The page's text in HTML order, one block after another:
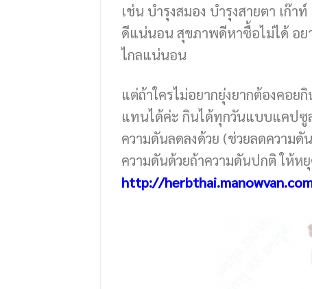
เช่น บำรุงสมอง บำรุงสายตา เก๊
ดีแน่นอน สุขภาพดีหาซื้อไม่ได้ อย
ไกลแน่นอน
แต่ถ้าใครไม่อยากยุ่งยากต้องคอ
แทนได้ค่ะ กินได้ทุกวันแบบแคปซู
ความดันลดลงด้วย (ช่วยลดความ
ความดันด้วยถ้าความดันปกติ ให้
http://